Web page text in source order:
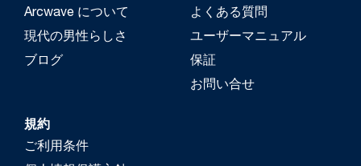
Arcwave について
現代の男性らしさ
ブログ
よくある質問
ユーザーマニュアル
保証
お問い合せ
規約
ご利用条件